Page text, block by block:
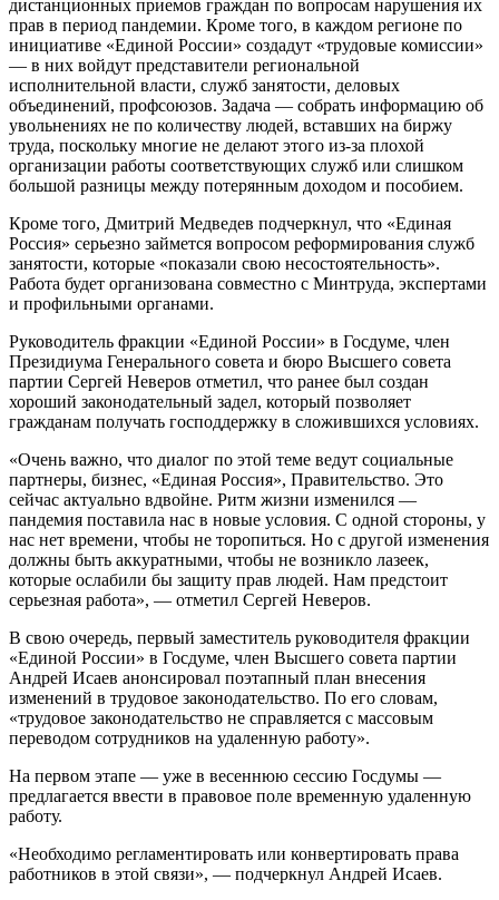
дистанционных приемов граждан по вопросам нарушения их
прав в период пандемии. Кроме того, в каждом регионе по
инициативе «Единой России» создадут «трудовые комиссии»
— в них войдут представители региональной
исполнительной власти, служб занятости, деловых
объединений, профсоюзов. Задача — собрать информацию об
увольнениях не по количеству людей, вставших на биржу
труда, поскольку многие не делают этого из-за плохой
организации работы соответствующих служб или слишком
большой разницы между потерянным доходом и пособием.
Кроме того, Дмитрий Медведев подчеркнул, что «Единая
Россия» серьезно займется вопросом реформирования служб
занятости, которые «показали свою несостоятельность».
Работа будет организована совместно с Минтруда, экспертами
и профильными органами.
Руководитель фракции «Единой России» в Госдуме, член
Президиума Генерального совета и бюро Высшего совета
партии Сергей Неверов отметил, что ранее был создан
хороший законодательный задел, который позволяет
гражданам получать господдержку в сложившихся условиях.
«Очень важно, что диалог по этой теме ведут социальные
партнеры, бизнес, «Единая Россия», Правительство. Это
сейчас актуально вдвойне. Ритм жизни изменился —
пандемия поставила нас в новые условия. С одной стороны, у
нас нет времени, чтобы не торопиться. Но с другой изменения
должны быть аккуратными, чтобы не возникло лазеек,
которые ослабили бы защиту прав людей. Нам предстоит
серьезная работа», — отметил Сергей Неверов.
В свою очередь, первый заместитель руководителя фракции
«Единой России» в Госдуме, член Высшего совета партии
Андрей Исаев анонсировал поэтапный план внесения
изменений в трудовое законодательство. По его словам,
«трудовое законодательство не справляется с массовым
переводом сотрудников на удаленную работу».
На первом этапе — уже в весеннюю сессию Госдумы —
предлагается ввести в правовое поле временную удаленную
работу.
«Необходимо регламентировать или конвертировать права
работников в этой связи», — подчеркнул Андрей Исаев.